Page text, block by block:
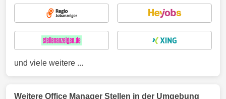
und viele weitere ...
Weitere Office Manager Stellen in der Umgebung